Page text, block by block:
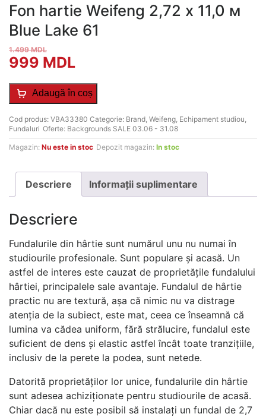
Fon hartie Weifeng 2,72 х 11,0 м
Blue Lake 61
1.499MDL
Prețul
inițial
a
fost:
1.499 MDL.
999 MDLPrețul
curent
este:
999 MDL.
Adaugă în coș
Cod produs: VBA33380 Categorie: Brand Weifeng Echipament studiou
Fundaluri Oferte: Backgrounds SALE 03.06 - 31.08
Magazin: Nu este in stoc Depozit magazin: In stoc
Descriere Informații suplimentare
Descriere
Fundalurile din hârtie sunt numărul unu nu numai în
studiourile profesionale. Sunt populare și acasă. Un
astfel de interes este cauzat de proprietățile fundalului
hârtiei, principalele sale avantaje. Fundalul de hârtie
practic nu are textură, așa că nimic nu va distrage
atenția de la subiect, este mat, ceea ce înseamnă că
lumina va cădea uniform, fără strălucire, fundalul este
suficient de dens și elastic astfel încât toate tranzițiile,
inclusiv de la perete la podea, sunt netede.
Datorită proprietăților lor unice, fundalurile din hârtie
sunt adesea achiziționate pentru studiourile de acasă.
Chiar dacă nu este posibil să instalați un fundal de 2,7